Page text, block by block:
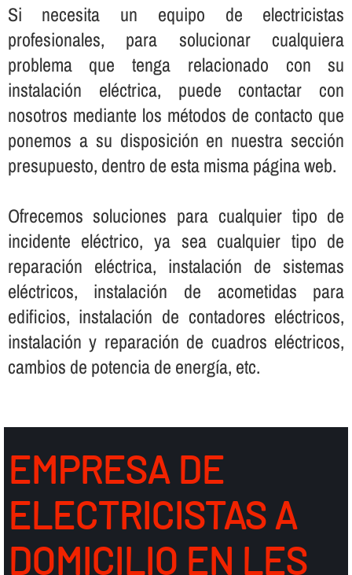
Si necesita un equipo de electricistas
profesionales, para solucionar cualquiera
problema que tenga relacionado con su
instalación eléctrica, puede contactar con
nosotros mediante los métodos de contacto que
ponemos a su disposición en nuestra sección
presupuesto, dentro de esta misma página web.
Ofrecemos soluciones para cualquier tipo de
incidente eléctrico, ya sea cualquier tipo de
reparación eléctrica, instalación de sistemas
eléctricos, instalación de acometidas para
edificios, instalación de contadores eléctricos,
instalación y reparación de cuadros eléctricos,
cambios de potencia de energí­a, etc.
EMPRESA DE
ELECTRICISTAS A
DOMICILIO EN LES